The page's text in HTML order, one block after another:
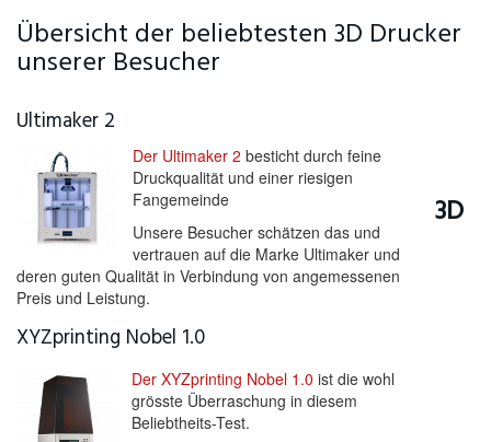
Übersicht der beliebtesten 3D Drucker
unserer Besucher
Ultimaker 2
Der Ultimaker 2 besticht durch feine
Druckqualität und einer riesigen
Fangemeinde
Unsere Besucher schätzen das und
vertrauen auf die Marke Ultimaker und
deren guten Qualität in Verbindung von angemessenen
Preis und Leistung.
XYZprinting Nobel 1.0
Der XYZprinting Nobel 1.0 ist die wohl
grösste Überraschung in diesem
Beliebtheits-Test.
3D